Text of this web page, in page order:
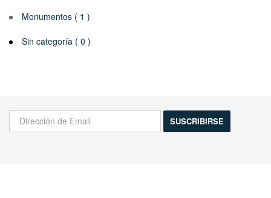
Monumentos ( 1 )
Sin categoría ( 0 )